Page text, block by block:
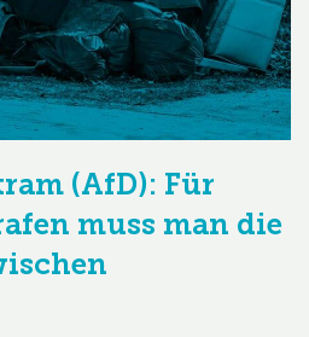
(AfD): Für
muss man die